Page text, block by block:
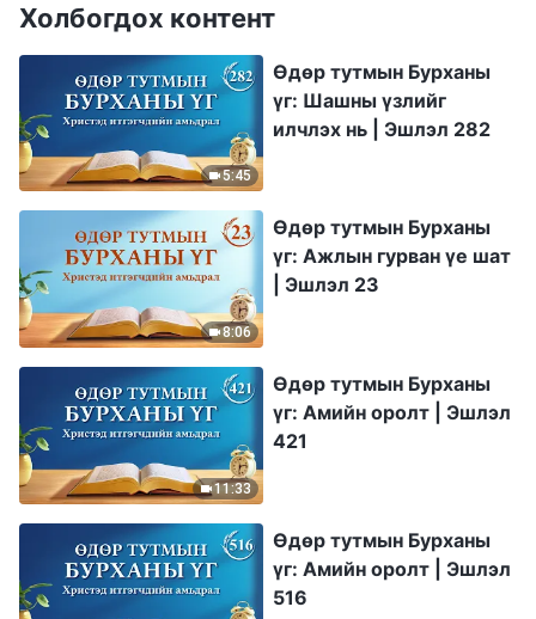
Холбогдох контент
5:45
Өдөр тутмын Бурханы
үг: Шашны үзлийг
илчлэх нь | Эшлэл 282
8:06
Өдөр тутмын Бурханы
үг: Ажлын гурван үе шат
| Эшлэл 23
11:33
Өдөр тутмын Бурханы
үг: Амийн оролт | Эшлэл
421
Өдөр тутмын Бурханы
үг: Амийн оролт | Эшлэл
516